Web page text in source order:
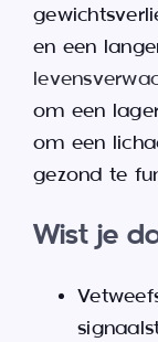
en een
om een
om een
gezond te
Wist je